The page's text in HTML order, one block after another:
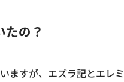
の？
ますが、エズラ記とエレ